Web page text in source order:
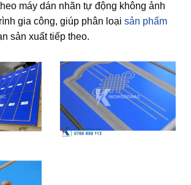
máy dán nhãn tự động không ảnh
gia công, giúp phân loại sản phẩm
sản xuất tiếp theo.